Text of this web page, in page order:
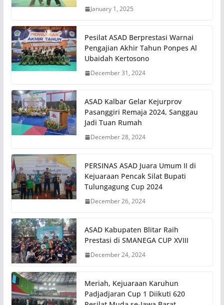
January 1, 2025
Pesilat ASAD Berprestasi Warnai
Pengajian Akhir Tahun Ponpes Al
Ubaidah Kertosono
December 31, 2024
ASAD Kalbar Gelar Kejurprov
Pasanggiri Remaja 2024, Sanggau
Jadi Tuan Rumah
December 28, 2024
PERSINAS ASAD Juara Umum II di
Kejuaraan Pencak Silat Bupati
Tulungagung Cup 2024
December 26, 2024
ASAD Kabupaten Blitar Raih
Prestasi di SMANEGA CUP XVIII
December 24, 2024
Meriah, Kejuaraan Karuhun
Padjadjaran Cup 1 Diikuti 620